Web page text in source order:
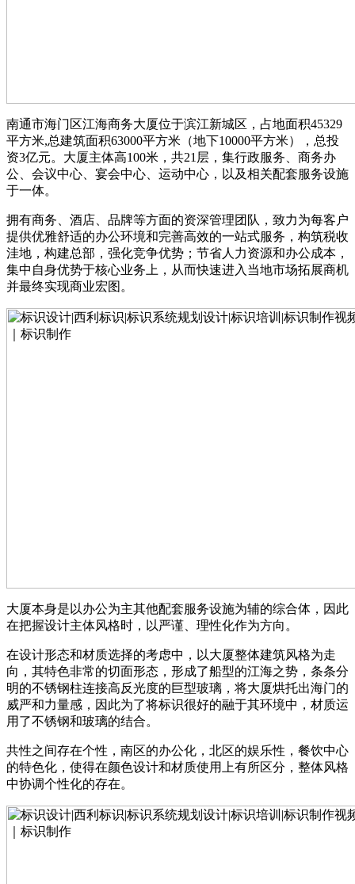
南通市海门区江海商务大厦位于滨江新城区，占地面积45329
平方米,总建筑面积63000平方米（地下10000平方米），总投
资3亿元。大厦主体高100米，共21层，集行政服务、商务办
公、会议中心、宴会中心、运动中心，以及相关配套服务设施
于一体。
拥有商务、酒店、品牌等方面的资深管理团队，致力为每客户
提供优雅舒适的办公环境和完善高效的一站式服务，构筑税收
洼地，构建总部，强化竞争优势；节省人力资源和办公成本，
集中自身优势于核心业务上，从而快速进入当地市场拓展商机
并最终实现商业宏图。
大厦本身是以办公为主其他配套服务设施为辅的综合体，因此
在把握设计主体风格时，以严谨、理性化作为方向。
在设计形态和材质选择的考虑中，以大厦整体建筑风格为走
向，其特色非常的切面形态，形成了船型的江海之势，条条分
明的不锈钢柱连接高反光度的巨型玻璃，将大厦烘托出海门的
威严和力量感，因此为了将标识很好的融于其环境中，材质运
用了不锈钢和玻璃的结合。
共性之间存在个性，南区的办公化，北区的娱乐性，餐饮中心
的特色化，使得在颜色设计和材质使用上有所区分，整体风格
中协调个性化的存在。